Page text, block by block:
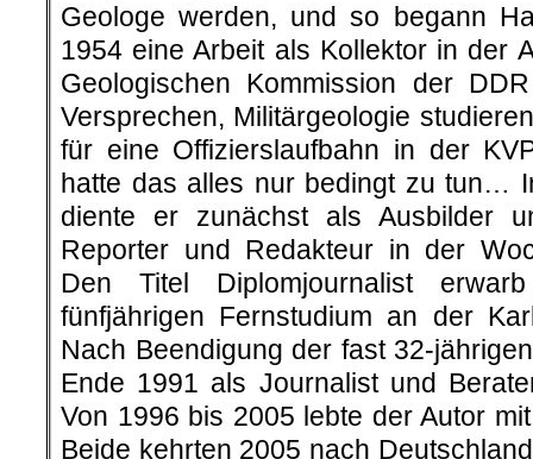
Geologe werden, und so begann
1954 eine Arbeit als Kollektor in der
Geologischen Kommission der
Versprechen, Militärgeologie
für eine Offizierslaufbahn in der
hatte das alles nur bedingt zu tun…
diente er zunächst als Ausbilder
Reporter und Redakteur in der
Den Titel Diplomjournalist
fünfjährigen Fernstudium an der
Nach Beendigung der fast 32-
Ende 1991 als Journalist und
Von 1996 bis 2005 lebte der Autor
Beide kehrten 2005 nach